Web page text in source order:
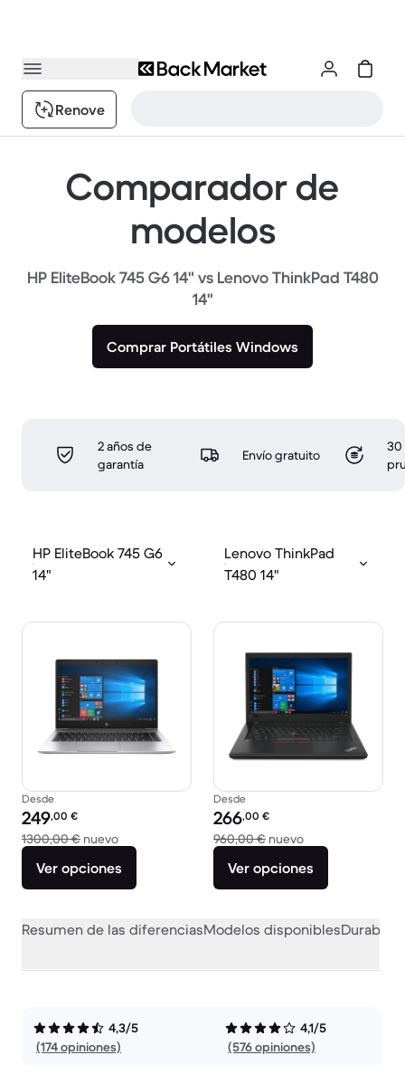
Renove
Comparador de
modelos
HP EliteBook 745 G6 14" vs Lenovo ThinkPad T480
14"
Comprar Portátiles Windows
2 años de
garantía
Envío gratuito
30
HP EliteBook 745 G6
14"
Lenovo ThinkPad
T480 14"
Desde
Precio reacondicionado:
249,00 €
1300,00 € nuevoEl dispositivo nuevo vale 1300,00 €
Ver opciones
Desde
Precio reacondicionado:
266,00 €
960,00 € nuevoEl dispositivo
Ver opciones
Resumen de las diferenciasModelos disponibles
4,3/5
(174 opiniones)
4,1/5
(576 opiniones)